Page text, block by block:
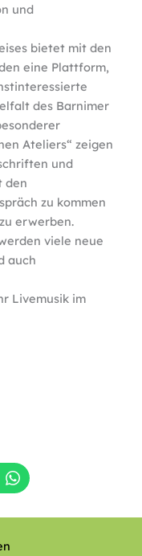
und
bietet mit den
eine Plattform,
des Barnimer
Ateliers“ zeigen
und
den
zu kommen
erwerben.
viele neue
auch
Livemusik im